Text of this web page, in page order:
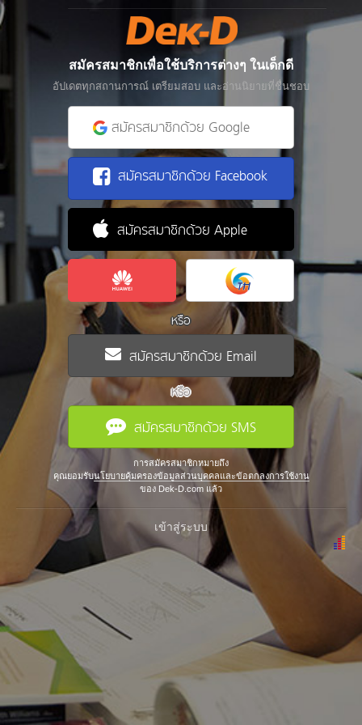
สมัครสมาชิกเพื่อใช้บริการต่างๆ ในเด็กดี
อัปเดตทุกสถานการณ์ เตรียมสอบ และอ่านนิยายที่ชื่นชอบ
สมัครสมาชิกด้วย Google
สมัครสมาชิกด้วย Facebook
สมัครสมาชิกด้วย Apple
หรือ
สมัครสมาชิกด้วย Email
หรือ
สมัครสมาชิกด้วย SMS
การสมัครสมาชิกหมายถึง
คุณยอมรับนโยบายคุ้มครองข้อมูลส่วนบุคคลและข้อตกลงการใช้งาน
ของ Dek-D.com แล้ว
เข้าสู่ระบบ